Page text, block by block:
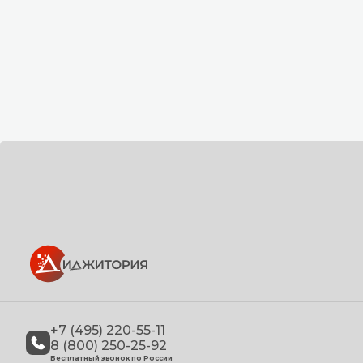
+7 (495) 220-55-11
8 (800) 250-25-92
Бесплатный звонок по России